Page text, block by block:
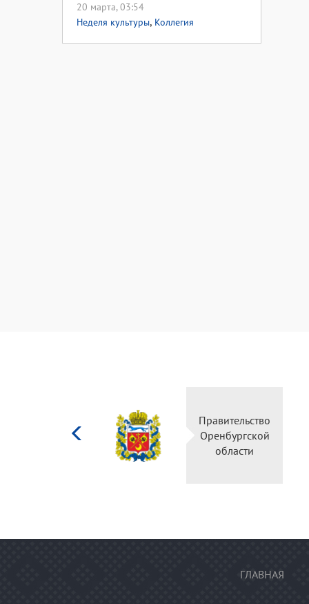
архивов Оренбургской области
20 марта, 03:54
Неделя культуры, Коллегия
Министерство
культуры
Российской
федерации
ГЛАВНАЯ